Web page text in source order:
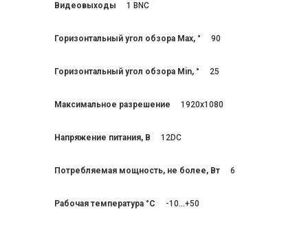
Видеовыходы 1 BNC
Горизонтальный угол обзора Max, ° 90
Горизонтальный угол обзора Min, ° 25
Максимальное разрешение 1920x1080
Напряжение питания, В 12DC
Потребляемая мощность, не более, Вт 6
Рабочая температура °C -10...+50